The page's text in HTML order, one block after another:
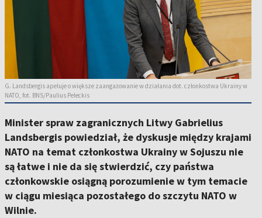
G. Landsbergis apeluje o większe zaangażowanie w działania dot. członkostwa Ukrainy w
NATO, fot. BNS/Paulius Peleckis
Minister spraw zagranicznych Litwy Gabrielius
Landsbergis powiedział, że dyskusje między krajami
NATO na temat członkostwa Ukrainy w Sojuszu nie
są łatwe i nie da się stwierdzić, czy państwa
członkowskie osiągną porozumienie w tym temacie
w ciągu miesiąca pozostałego do szczytu NATO w
Wilnie.